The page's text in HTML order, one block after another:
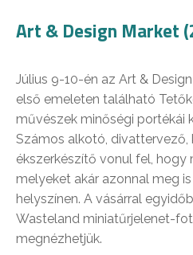
Art & Design Market
Július 9-10-én az Art &
első emeleten található
művészek minőségi portékái
Számos alkotó, divattervező,
ékszerkészítő vonul fel, hogy
melyeket akár azonnal meg
helyszínen. A vásárral
Wasteland miniatűrjelenet-
megnézhetjük.